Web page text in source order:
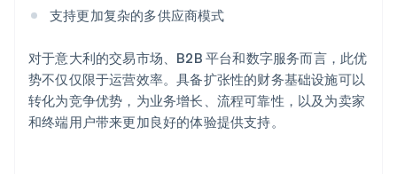
支持更加复杂的多供应商模式
对于意大利的交易市场、B2B 平台和数字服务而言，此优
势不仅仅限于运营效率。具备扩张性的财务基础设施可以
转化为竞争优势，为业务增长、流程可靠性，以及为卖家
和终端用户带来更加良好的体验提供支持。